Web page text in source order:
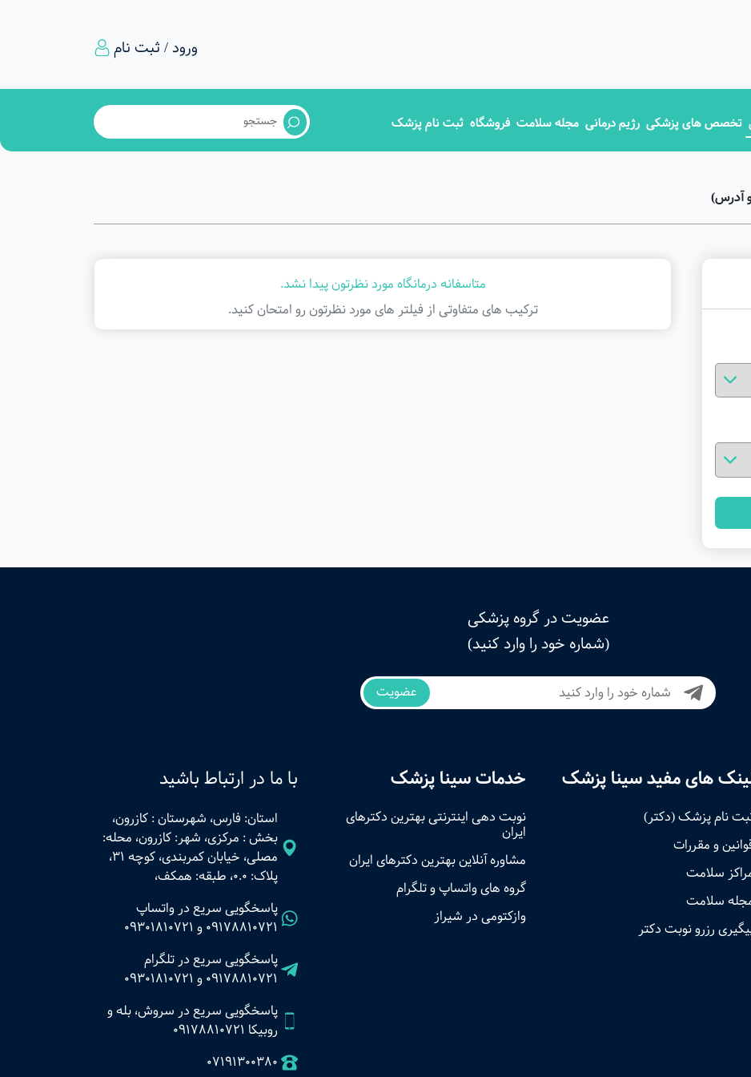
ورود / ثبت نام
تخصص های پزشکی رژیم درمانی مجله سلامت فروشگاه ثبت نام پزشک
آدرس)
متاسفانه درمانگاه مورد نظرتون پیدا نشد.
ترکیب های متفاوتی از فیلتر ‌های مورد نظرتون رو امتحان کنید.
عضویت در گروه پزشکی
(شماره خود را وارد کنید)
عضویت
های مفید سینا پزشک
نام پزشک (دکتر)
و مقررات
سلامت
سلامت
رزرو نوبت دکتر
خدمات سینا پزشک
نوبت‌ دهی اینترنتی بهترین دکترهای
ایران
مشاوره آنلاین بهترین دکترهای ایران
گروه های واتساپ و تلگرام
وازکتومی در شیراز
با ما در ارتباط باشید
استان: فارس، شهرستان : کازرون،
بخش : مرکزی، شهر: کازرون، محله:
مصلی، خیابان کمربندی، کوچه 31،
پلاک: 0.0، طبقه: همکف،
پاسخگویی سریع در واتساپ
09178810721 و 09301810721
پاسخگویی سریع در تلگرام
09178810721 و 09301810721
پاسخگویی سریع در سروش، بله و
روبیکا 09178810721
07191300380